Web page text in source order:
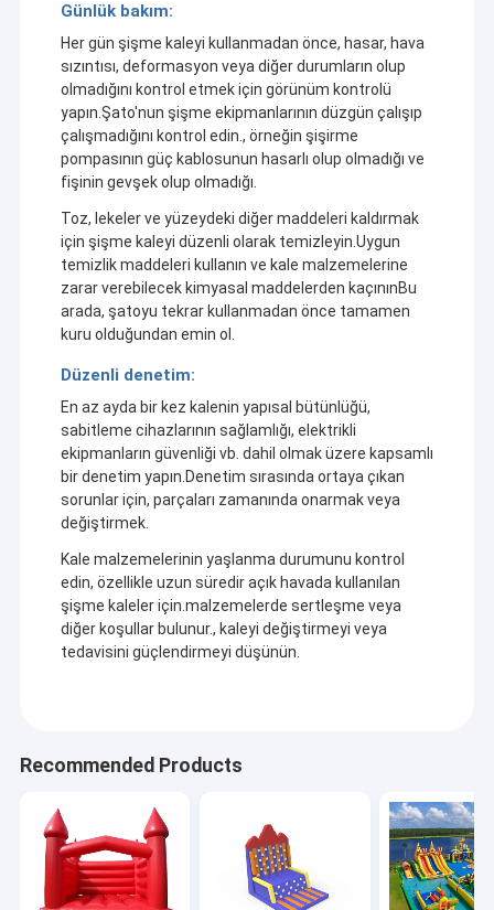
şişme kemerler
Şişilebilir Su Üzerinde Yüzen Oyuncaklar
Şişilebilir Su Engelleri
Şişme Su Kaleleri
şişme su parkı
Yumuşak Oyun Alanı
Atlama Kalesi Kaydırma
Çocuklar Yürüyüşleri
Günlük bakım:
Her gün şişme kaleyi kullanmadan önce, hasar, hava
sızıntısı, deformasyon veya diğer durumların olup
olmadığını kontrol etmek için görünüm kontrolü
yapın.Şato'nun şişme ekipmanlarının düzgün çalışıp
çalışmadığını kontrol edin., örneğin şişirme
pompasının güç kablosunun hasarlı olup olmadığı ve
fişinin gevşek olup olmadığı.
Toz, lekeler ve yüzeydeki diğer maddeleri kaldırmak
için şişme kaleyi düzenli olarak temizleyin.Uygun
temizlik maddeleri kullanın ve kale malzemelerine
zarar verebilecek kimyasal maddelerden kaçınınBu
arada, şatoyu tekrar kullanmadan önce tamamen
kuru olduğundan emin ol.
Düzenli denetim:
En az ayda bir kez kalenin yapısal bütünlüğü,
sabitleme cihazlarının sağlamlığı, elektrikli
ekipmanların güvenliği vb. dahil olmak üzere kapsamlı
bir denetim yapın.Denetim sırasında ortaya çıkan
sorunlar için, parçaları zamanında onarmak veya
değiştirmek.
Kale malzemelerinin yaşlanma durumunu kontrol
edin, özellikle uzun süredir açık havada kullanılan
şişme kaleler için.malzemelerde sertleşme veya
diğer koşullar bulunur., kaleyi değiştirmeyi veya
tedavisini güçlendirmeyi düşünün.
Recommended Products
önce basınç testleriMükemmel tasarım ve gelişmiş bir
bilgisayarlı kesme sistemi ile, malzemeler, her ürünün hem
pürüzsüz çizgilerde hem de genel oranda mükemmel bir şekle
sahip olmasını sağlamak için hassas bir şekilde kesilir.Sanat
eseri gibi..
Kule'nin.Profesyonel tasarım ekibi, yetenekli ve tutkulu,
herhangi bir şişme ürünü ihtiyaçlarınıza, bütçenize, mekan
özelliklerinize veya özel gereksinimlerinize göre
özelleştirebilir.Ve tasarımcıları gerisini halleder..
Kule şunları sağlar:
- Zaman çizelgesine geçmeden ulaşmak için hızlı teslimat.
- Yüksek kaliteli ürünlerden ekstra maliyetler olmadan
yararlanmak için uygun fiyatlandırma.
- Kapsamlı satış sonrası hizmet: ekipleri kullanım sırasında
herhangi bir sorunu derhal çözür ve size huzur verir.